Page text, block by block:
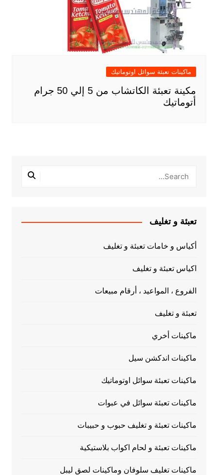
ماكينات تعبئة سوائل اوتوماتيك
مكينة تعبئة الكاتشاب من 5 إلي 50 جرام
أتوماتيك
تعبئة و تغليف
أكياس و خامات تعبئة و تغليف
اكياس تعبئة و تغليف
الفروع ، المواعيد ، أرقام مبيعات
تعبئة و تغليف
ماكينات أخري
ماكينات اندكشن سيل
ماكينات تعبئة سوائل اوتوماتيك
ماكينات تعبئة سوائل في عبوات
ماكينات تعبئة و تغليف حبوب و حبيبات
ماكينات تعبئة و لحام اكواب بلاستيكية
ماكينات تغليف سلوفان وماكينات لصق ليبل